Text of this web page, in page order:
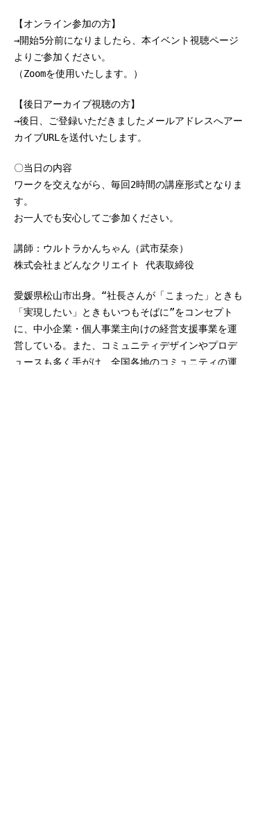
【オンライン参加の方】
→開始5分前になりましたら、本イベント視聴ページ
よりご参加ください。
（Zoomを使用いたします。）
【後日アーカイブ視聴の方】
→後日、ご登録いただきましたメールアドレスへアー
カイブURLを送付いたします。
〇当日の内容
ワークを交えながら、毎回2時間の講座形式となりま
す。
お一人でも安心してご参加ください。
講師：ウルトラかんちゃん（武市栞奈）
株式会社まどんなクリエイト 代表取締役
愛媛県松山市出身。“社長さんが「こまった」ときも
「実現したい」ときもいつもそばに”をコンセプト
に、中小企業・個人事業主向けの経営支援事業を運
営している。また、コミュニティデザインやプロデ
ュースも多く手がけ、全国各地のコミュニティの運